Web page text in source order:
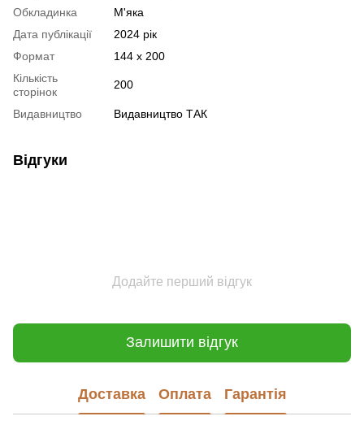
Обкладинка
М'яка
Дата публікації
2024 рік
Формат
144 х 200
Кількість
сторінок
200
Видавництво Видавництво ТАК
Відгуки
Додайте перший відгук
Залишити відгук
Доставка Оплата Гарантія